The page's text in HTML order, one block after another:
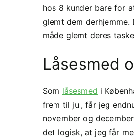
hos 8 kunder bare for
glemt dem
måde glemt deres
Låsesmed
Som låsesmed i
frem til jul, får jeg
november og
det logisk, at jeg får